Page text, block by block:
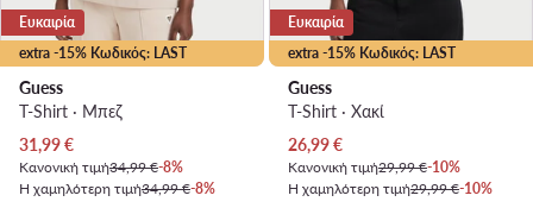
extra -15% Κωδικός: LAST
Ευκαιρία
Guess
T-Shirt · Μπεζ
Τρέχουσα τιμή
31,99€
Κανονική τιμή34,99 €-8%
Η χαμηλότερη τιμή34,99 €-8%
extra -15% Κωδικός: LAST
Ευκαιρία
Guess
T-Shirt · Χακί
Τρέχουσα τιμή
26,99€
Κανονική τιμή29,99 €-10%
Η χαμηλότερη τιμή29,99 €-10%